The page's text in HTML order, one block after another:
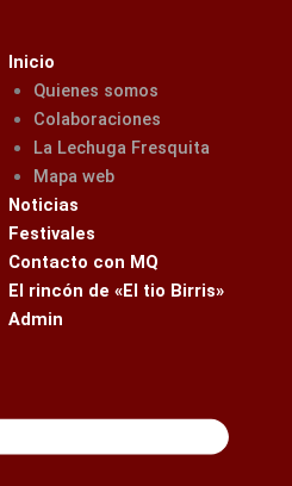
Inicio
Quienes somos
Colaboraciones
La Lechuga Fresquita
Mapa web
Noticias
Festivales
Contacto con MQ
El rincón de «El tio Birris»
Admin